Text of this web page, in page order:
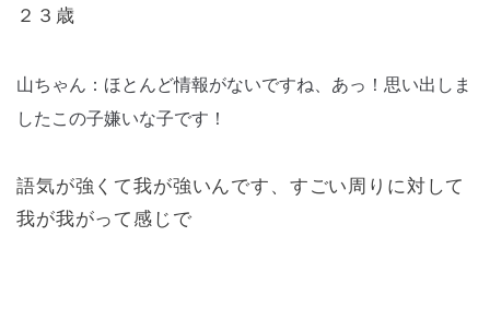
２３歳
山ちゃん：ほとんど情報がないですね、あっ！思い出しま
したこの子嫌いな子です！
語気が強くて我が強いんです、すごい周りに対して
我が我がって感じで